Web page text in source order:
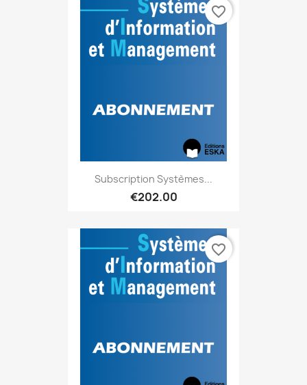
Subscription Systèmes...
€202.00
favorite_border
favorite_border